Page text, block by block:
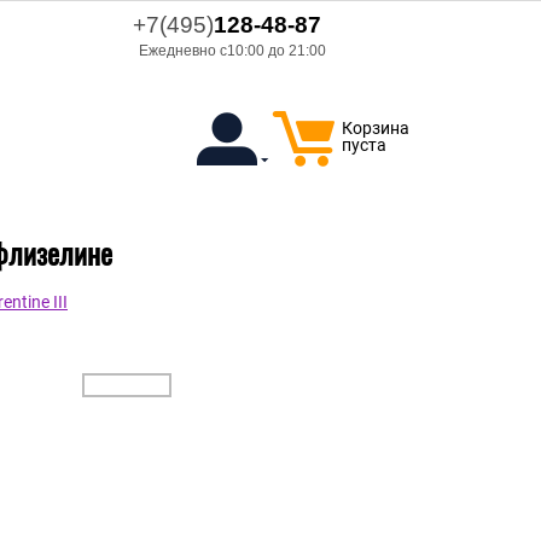
+7(495)128-48-87
Ежедневно с10:00 до 21:00
Корзина
пуста
III